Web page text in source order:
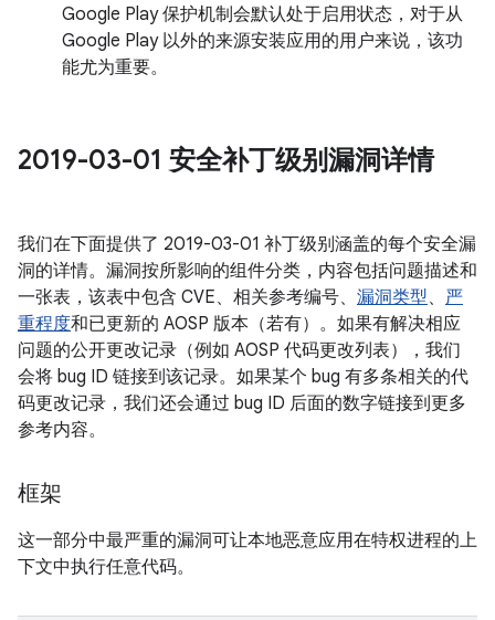
Google Play 保护机制会默认处于启用状态，对于从
Google Play 以外的来源安装应用的用户来说，该功
能尤为重要。
2019-03-01 安全补丁级别漏洞详情
我们在下面提供了 2019-03-01 补丁级别涵盖的每个安全漏
洞的详情。漏洞按所影响的组件分类，内容包括问题描述和
一张表，该表中包含 CVE、相关参考编号、 漏洞类型、 严
重程度和已更新的 AOSP 版本（若有）。如果有解决相应
问题的公开更改记录（例如 AOSP 代码更改列表），我们
会将 bug ID 链接到该记录。如果某个 bug 有多条相关的代
码更改记录，我们还会通过 bug ID 后面的数字链接到更多
参考内容。
框架
这一部分中最严重的漏洞可让本地恶意应用在特权进程的上
下文中执行任意代码。